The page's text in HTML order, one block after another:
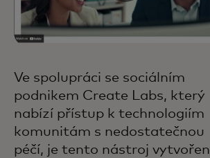
Ve spolupráci se sociálním
podnikem Create Labs, který
nabízí přístup k technologiím
komunitám s nedostatečnou
péčí, je tento nástroj vytvořen